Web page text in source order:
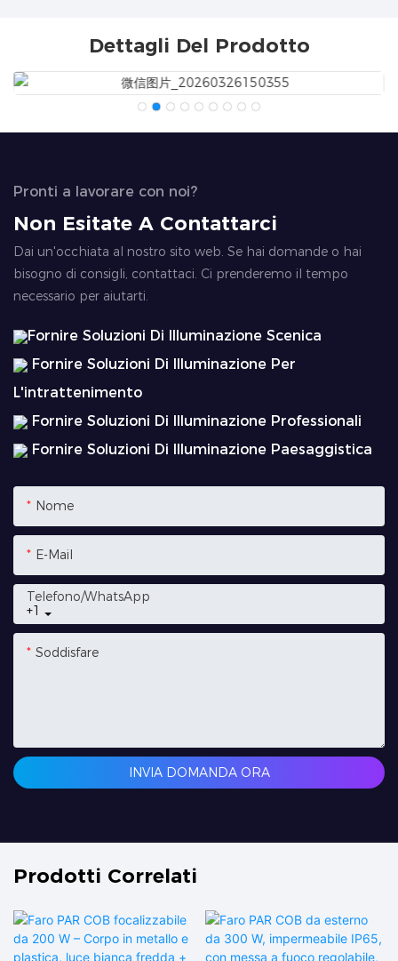
Dettagli Del Prodotto
Pronti a lavorare con noi?
Non Esitate A Contattarci
Dai un'occhiata al nostro sito web. Se hai domande o hai
bisogno di consigli, contattaci. Ci prenderemo il tempo
necessario per aiutarti.
Fornire Soluzioni Di Illuminazione Scenica
Fornire Soluzioni Di Illuminazione Per
L'intrattenimento
Fornire Soluzioni Di Illuminazione Professionali
Fornire Soluzioni Di Illuminazione Paesaggistica
Nome
E-Mail
+1
Telefono/WhatsApp
Soddisfare
INVIA DOMANDA ORA
Prodotti Correlati